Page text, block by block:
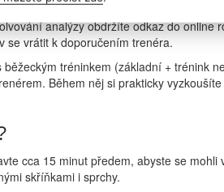
analýzy obdržíte odkaz do online
se vrátit k doporučením trenéra.
tréninkem (základní + trénink
Během něj si prakticky
cca 15 minut předem, abyste se mohli
skříňkami i sprchy.